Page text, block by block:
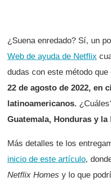
¿Suena enredado? Sí, un
Web de ayuda de Netflix
dudas con este método que
22 de agosto de 2022, en
latinoamericanos.
Guatemala, Honduras y
Más detalles te los
inicio de este artículo,
Netflix Homes y lo que